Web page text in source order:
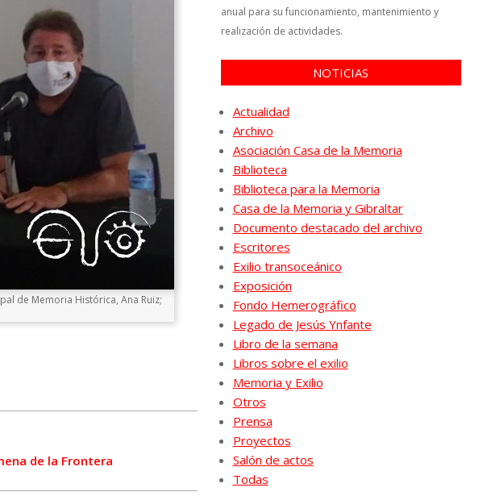
de Memoria Histórica, Ana Ruiz;
de la Frontera
anual para su funcionamiento, mantenimiento y
realización de actividades.
NOTICIAS
Actualidad
Archivo
Asociación Casa de la Memoria
Biblioteca
Biblioteca para la Memoria
Casa de la Memoria y Gibraltar
Documento destacado del archivo
Escritores
Exilio transoceánico
Exposición
Fondo Hemerográfico
Legado de Jesús Ynfante
Libro de la semana
Libros sobre el exilio
Memoria y Exilio
Otros
Prensa
Proyectos
Salón de actos
Todas